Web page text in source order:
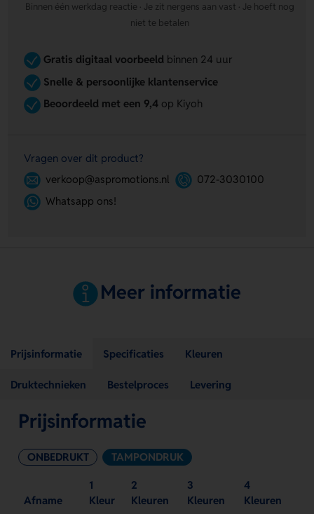
Binnen één werkdag reactie · Je zit nergens aan vast · Je hoeft nog
niet te betalen
Gratis digitaal voorbeeld binnen 24 uur
Snelle & persoonlijke klantenservice
Beoordeeld met een 9,4op Kiyoh
Vragen over dit product?
verkoop@aspromotions.nl
072-3030100
Whatsapp ons!
Meer informatie
Prijsinformatie Specificaties Kleuren
Druktechnieken Bestelproces Levering
Prijsinformatie
ONBEDRUKT TAMPONDRUK
Afname
1
Kleur
2
Kleuren
3
Kleuren
4
Kleuren